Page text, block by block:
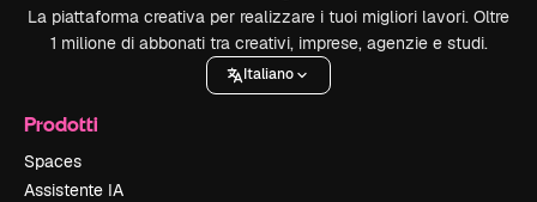
La piattaforma creativa per realizzare i tuoi migliori lavori. Oltre
1 milione di abbonati tra creativi, imprese, agenzie e studi.
Italiano
Prodotti
Spaces
Assistente IA